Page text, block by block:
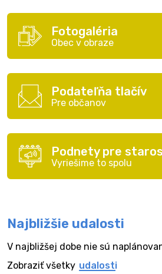
Fotogaléria
Obec v obraze
Podateľňa tlačív
Pre občanov
Podnety pre
Vyriešime to spolu
Najbližšie udalosti
V najbližšej dobe nie sú
Zobraziť všetky udalosti